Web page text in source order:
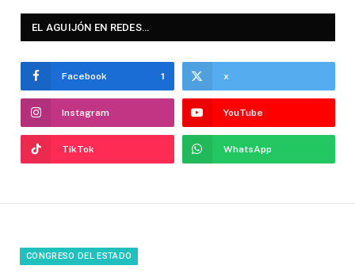
EL AGUIJÓN EN REDES…
Facebook 1 x
Instagram YouTube
TikTok WhatsApp
CONGRESO DEL ESTADO